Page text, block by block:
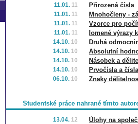
11.01. 11 Přirozená čísla
11.01. 11 Mnohočleny -
11.01. 11 Vzorce pro
11.01. 11 lomené výrazy
14.10. 10 Druhá
14.10. 10 Absolutní
14.10. 10 Násobek a
14.10. 10 Prvočísla a
06.10. 10 Znaky
Studentské práce nahrané tímto
13.04. 12 Úlohy na